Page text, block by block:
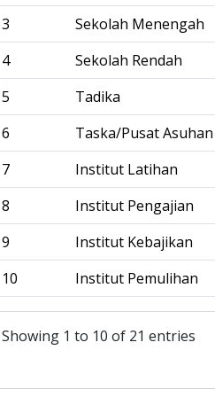
3
Sekolah Menengah
4
Sekolah Rendah
5
Tadika
6
Taska/Pusat Asuhan
7
Institut Latihan
8
Institut Pengajian
9
Institut Kebajikan
10
Institut Pemulihan
Showing 1 to 10 of 21 entries